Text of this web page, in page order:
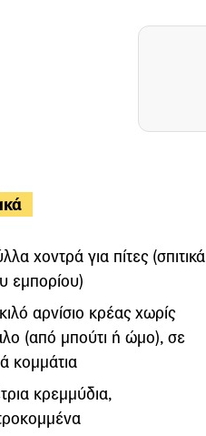
χοντρά για πίτες (σπιτικά
εμπορίου)
αρνίσιο κρέας χωρίς
(από μπούτι ή ώμο), σε
κομμάτια
κρεμμύδια,